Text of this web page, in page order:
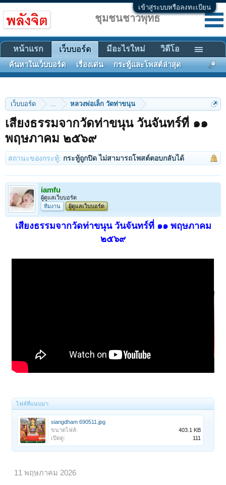
เข้าสู่ระบบหรือลงทะเบียน
เว็บบอร์ด ... หลวงพ่อเล็ก วัดท่าขนุน
เสียงธรรมจากวัดท่าขนุน วันจันทร์ที่ ๑๑
พฤษภาคม ๒๕๖๙
สถานะของกระทู้: กระทู้ถูกปิด ไม่สามารถโพสต์ตอบกลับได้
iamfu
ผู้ดูแลเว็บบอร์ด
ทีมงาน
ผู้ดูแลเว็บบอร์ด
เสียงธรรมจากวัดท่าขนุน วันจันทร์ที่ ๑๑ พฤษภาคม
๒๕๖๙
ไฟล์ที่แนบมา:
siangdham 690511.jpg
ขนาดไฟล์:
403.1 KB
เปิดดู:
111
11 พฤษภาคม 2026
ชุมชนชาวพุทธ
หน้าแรก เว็บบอร์ด
ค้นหาในเว็บบอร์ด เรื่องเด่น กระทู้และโพสต์ล่าสุด
มีอะไรใหม่ วิดีโอ